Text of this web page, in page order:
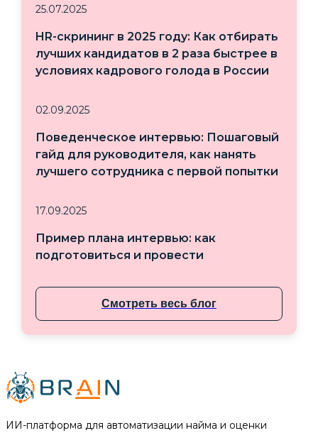
25.07.2025
HR-скрининг в 2025 году: Как отбирать
лучших кандидатов в 2 раза быстрее в
условиях кадрового голода в России
02.09.2025
Поведенческое интервью: Пошаговый
гайд для руководителя, как нанять
лучшего сотрудника с первой попытки
17.09.2025
Пример плана интервью: как
подготовиться и провести
Смотреть весь блог
ИИ-платформа для автоматизации найма и оценки